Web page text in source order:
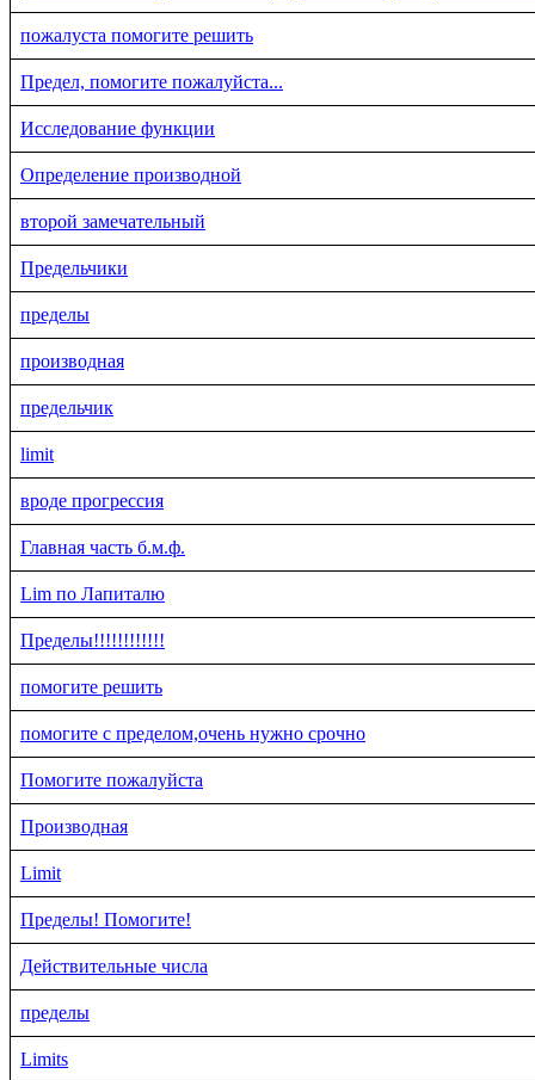
пожалуста помогите решить
Предел, помогите пожалуйста...
Исследование функции
Определение производной
второй замечательный
Предельчики
пределы
производная
предельчик
limit
вроде прогрессия
Главная часть б.м.ф.
Lim по Лапиталю
Пределы!!!!!!!!!!!!
помогите решить
помогите с пределом,очень нужно срочно
Помогите пожалуйста
Производная
Limit
Пределы! Помогите!
Действительные числа
пределы
Limits